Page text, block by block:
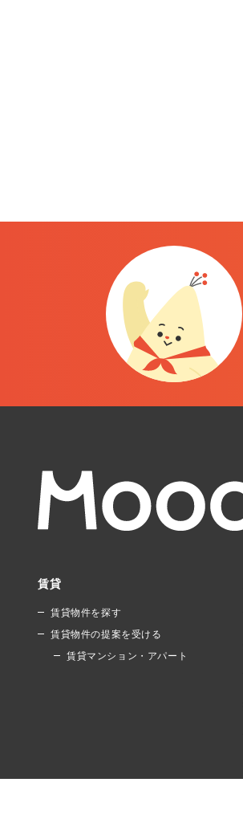
賃貸
賃貸物件を探す
賃貸物件の提案を受ける
賃貸マンション・アパート